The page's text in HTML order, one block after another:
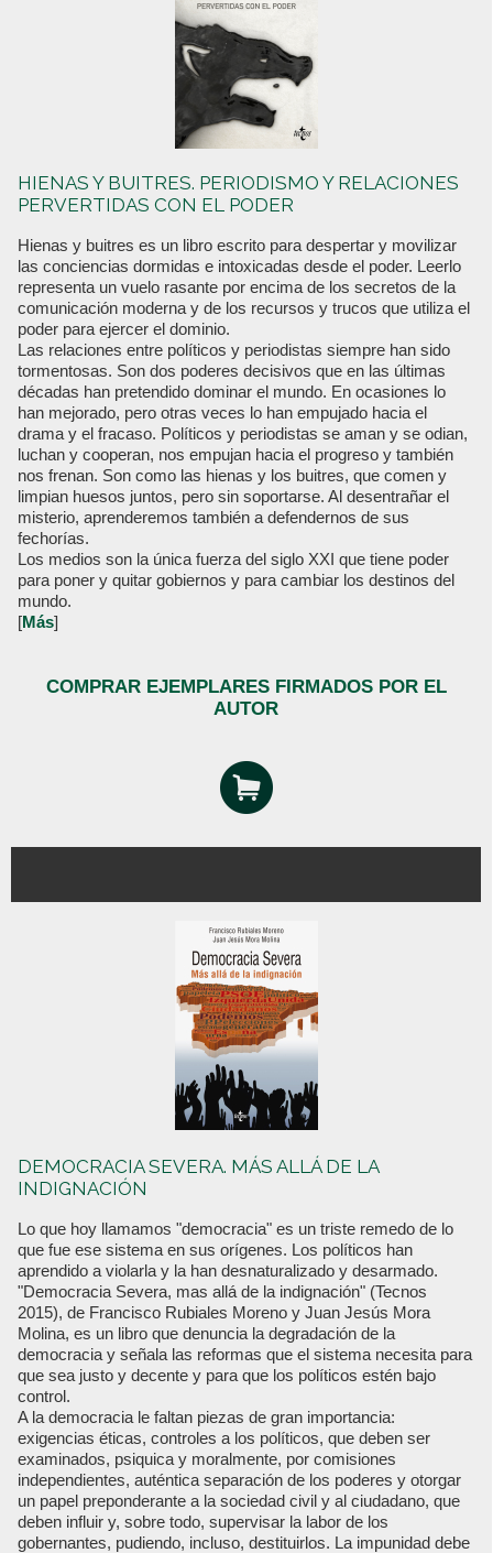
HIENAS Y BUITRES. PERIODISMO Y RELACIONES
PERVERTIDAS CON EL PODER
Hienas y buitres es un libro escrito para despertar y movilizar
las conciencias dormidas e intoxicadas desde el poder. Leerlo
representa un vuelo rasante por encima de los secretos de la
comunicación moderna y de los recursos y trucos que utiliza el
poder para ejercer el dominio.
Las relaciones entre políticos y periodistas siempre han sido
tormentosas. Son dos poderes decisivos que en las últimas
décadas han pretendido dominar el mundo. En ocasiones lo
han mejorado, pero otras veces lo han empujado hacia el
drama y el fracaso. Políticos y periodistas se aman y se odian,
luchan y cooperan, nos empujan hacia el progreso y también
nos frenan. Son como las hienas y los buitres, que comen y
limpian huesos juntos, pero sin soportarse. Al desentrañar el
misterio, aprenderemos también a defendernos de sus
fechorías.
Los medios son la única fuerza del siglo XXI que tiene poder
para poner y quitar gobiernos y para cambiar los destinos del
mundo.
[Más]
COMPRAR EJEMPLARES FIRMADOS POR EL
AUTOR
DEMOCRACIA SEVERA. MÁS ALLÁ DE LA
INDIGNACIÓN
Lo que hoy llamamos "democracia" es un triste remedo de lo
que fue ese sistema en sus orígenes. Los políticos han
aprendido a violarla y la han desnaturalizado y desarmado.
"Democracia Severa, mas allá de la indignación" (Tecnos
2015), de Francisco Rubiales Moreno y Juan Jesús Mora
Molina, es un libro que denuncia la degradación de la
democracia y señala las reformas que el sistema necesita para
que sea justo y decente y para que los políticos estén bajo
control.
A la democracia le faltan piezas de gran importancia:
exigencias éticas, controles a los políticos, que deben ser
examinados, psiquica y moralmente, por comisiones
independientes, auténtica separación de los poderes y otorgar
un papel preponderante a la sociedad civil y al ciudadano, que
deben influir y, sobre todo, supervisar la labor de los
gobernantes, pudiendo, incluso, destituirlos. La impunidad debe